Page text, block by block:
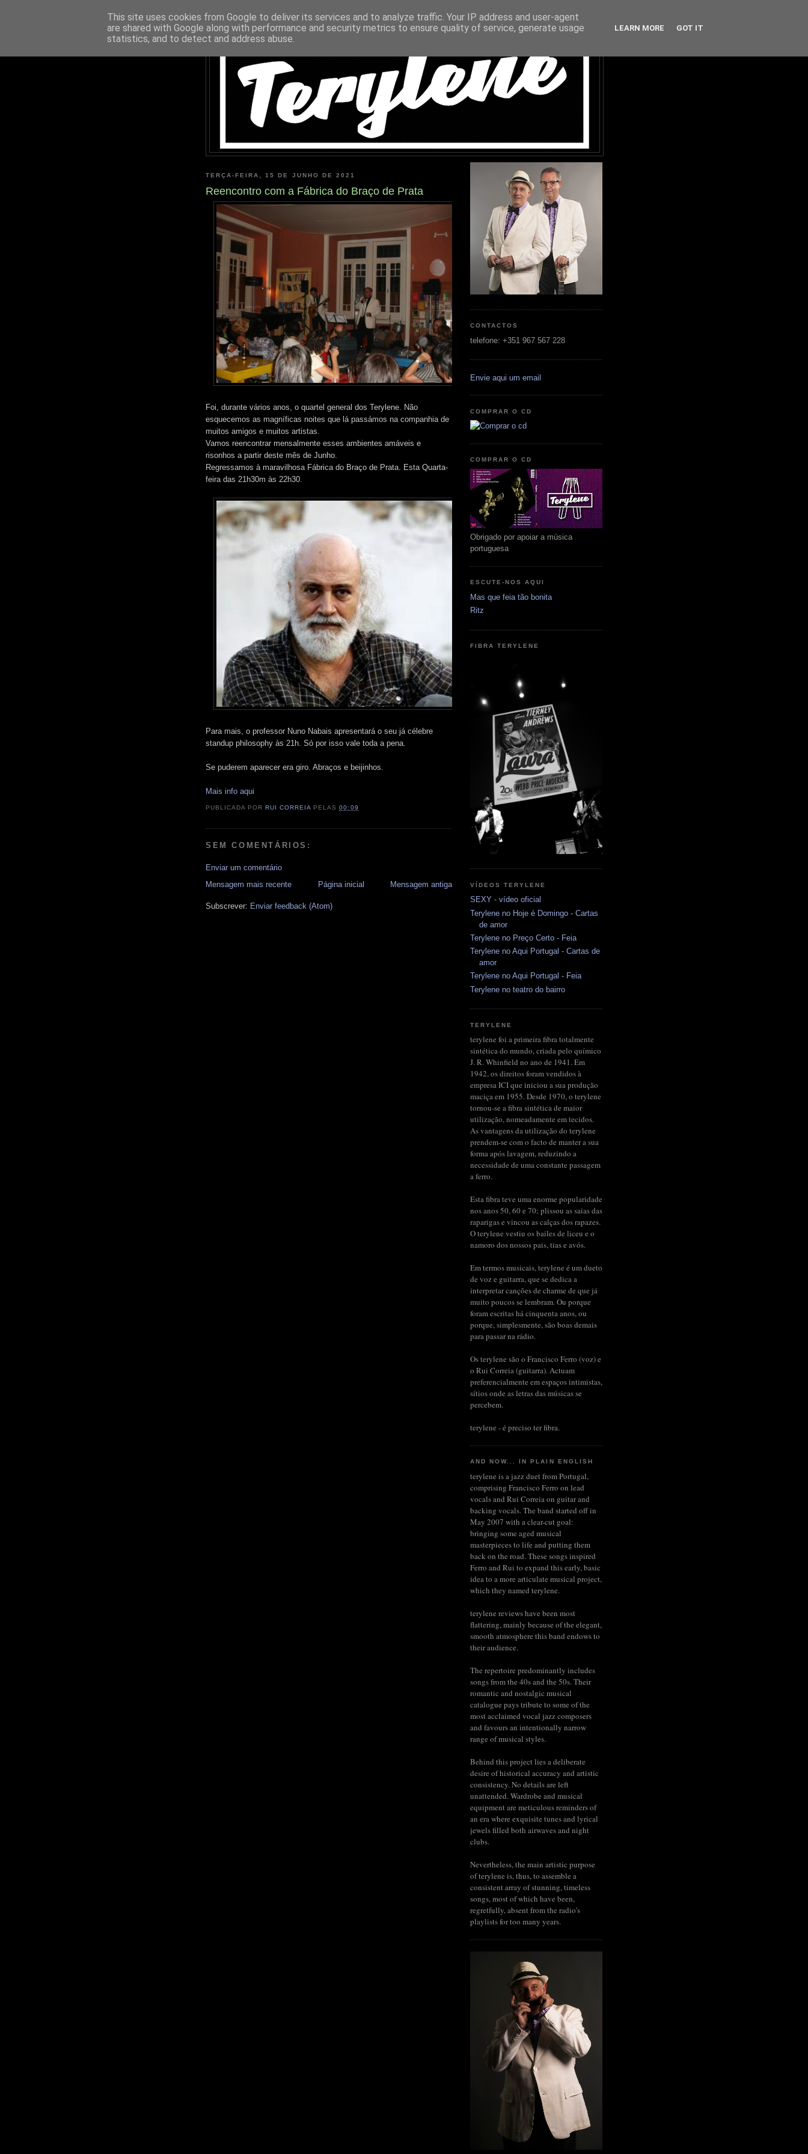
TERÇA-FEIRA, 15 DE JUNHO DE 2021
Reencontro com a Fábrica do Braço de Prata
Foi, durante vários anos, o quartel general dos Terylene. Não
esquecemos as magníficas noites que lá passámos na companhia de
muitos amigos e muitos artistas.
Vamos reencontrar mensalmente esses ambientes amáveis e
risonhos a partir deste mês de Junho.
Regressamos à maravilhosa Fábrica do Braço de Prata. Esta Quarta-
feira das 21h30m às 22h30.
Para mais, o professor Nuno Nabais apresentará o seu já célebre
standup philosophy às 21h. Só por isso vale toda a pena.
Se puderem aparecer era giro. Abraços e beijinhos.
Mais info aqui
PUBLICADA PORRUI CORREIA PELAS00:09
SEM COMENTÁRIOS:
Enviar um comentário
Mensagem mais recente
Mensagem antiga
Página inicial
Subscrever: Enviar feedback (Atom)
CONTACTOS
telefone: +351 967 567 228
Envie aqui um email
COMPRAR O CD
COMPRAR O CD
Obrigado por apoiar a música
portuguesa
ESCUTE-NOS AQUI
Mas que feia tão bonita
Ritz
FIBRA TERYLENE
VÍDEOS TERYLENE
SEXY - vídeo oficial
Terylene no Hoje é Domingo - Cartas
de amor
Terylene no Preço Certo - Feia
Terylene no Aqui Portugal - Cartas de
amor
Terylene no Aqui Portugal - Feia
Terylene no teatro do bairro
TERYLENE
terylene foi a primeira fibra totalmente
sintética do mundo, criada pelo químico
J. R. Whinfield no ano de 1941. Em
1942, os direitos foram vendidos à
empresa ICI que iniciou a sua produção
maciça em 1955. Desde 1970, o terylene
tornou-se a fibra sintética de maior
utilização, nomeadamente em tecidos.
As vantagens da utilização do terylene
prendem-se com o facto de manter a sua
forma após lavagem, reduzindo a
necessidade de uma constante passagem
a ferro.
Esta fibra teve uma enorme popularidade
nos anos 50, 60 e 70; plissou as saias das
raparigas e vincou as calças dos rapazes.
O terylene vestiu os bailes de liceu e o
namoro dos nossos pais, tias e avós.
Em termos musicais, terylene é um dueto
de voz e guitarra, que se dedica a
interpretar canções de charme de que já
muito poucos se lembram. Ou porque
foram escritas há cinquenta anos, ou
porque, simplesmente, são boas demais
para passar na rádio.
Os terylene são o Francisco Ferro (voz) e
o Rui Correia (guitarra). Actuam
preferencialmente em espaços intimistas,
sítios onde as letras das músicas se
percebem.
terylene - é preciso ter fibra.
AND NOW... IN PLAIN ENGLISH
terylene is a jazz duet from Portugal,
comprising Francisco Ferro on lead
vocals and Rui Correia on guitar and
backing vocals. The band started off in
May 2007 with a clear-cut goal:
bringing some aged musical
masterpieces to life and putting them
back on the road. These songs inspired
Ferro and Rui to expand this early, basic
idea to a more articulate musical project,
which they named terylene.
terylene reviews have been most
flattering, mainly because of the elegant,
smooth atmosphere this band endows to
their audience.
The repertoire predominantly includes
songs from the 40s and the 50s. Their
romantic and nostalgic musical
catalogue pays tribute to some of the
most acclaimed vocal jazz composers
and favours an intentionally narrow
range of musical styles.
Behind this project lies a deliberate
desire of historical accuracy and artistic
consistency. No details are left
unattended. Wardrobe and musical
equipment are meticulous reminders of
an era where exquisite tunes and lyrical
jewels filled both airwaves and night
clubs.
Nevertheless, the main artistic purpose
of terylene is, thus, to assemble a
consistent array of stunning, timeless
songs, most of which have been,
regretfully, absent from the radio's
playlists for too many years.
This site uses cookies from Google to deliver its services and to analyze traffic. Your IP address and user-agent
are shared with Google along with performance and security metrics to ensure quality of service, generate usage
statistics, and to detect and address abuse.
LEARN MORE GOT IT